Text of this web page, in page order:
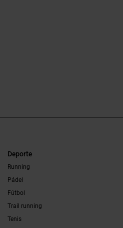
Deporte
Running
Pádel
Fútbol
Trail running
Tenis